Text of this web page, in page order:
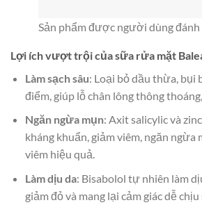
Sản phẩm được người dùng
Lợi ích vượt trội của sữa rửa mặt
Làm sạch sâu: Loại bỏ dầu thừa, bụi
điểm, giúp lỗ chân lông thông
Ngăn ngừa mụn: Axit salicylic và
kháng khuẩn, giảm viêm, ngăn ngừa
viêm hiệu quả.
Làm dịu da: Bisabolol tự nhiên làm
giảm đỏ và mang lại cảm giác dễ